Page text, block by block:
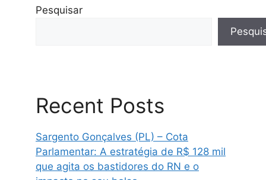
Pesquisar
Recent Posts
Sargento Gonçalves (PL) – Cota
Parlamentar: A estratégia de R$ 128 mil
que agita os bastidores do RN e o